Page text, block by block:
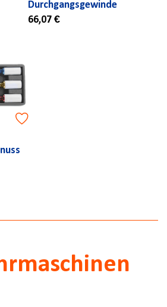
Durchgangsgewinde
66,07 €